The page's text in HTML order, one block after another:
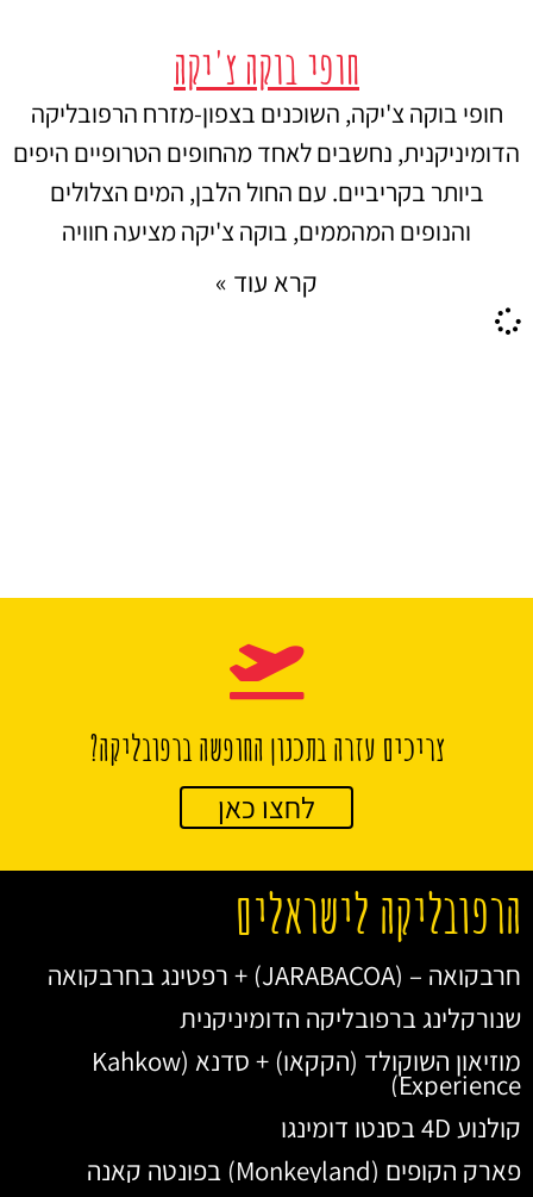
חופי בוקה צ'יקה
חופי בוקה צ'יקה, השוכנים בצפון-מזרח הרפובליקה
הדומיניקנית, נחשבים לאחד מהחופים הטרופיים היפים
ביותר בקריביים. עם החול הלבן, המים הצלולים
והנופים המהממים, בוקה צ'יקה מציעה חוויה
קרא עוד »
צריכים עזרה בתכנון החופשה ברפובליקה?
לחצו כאן
הרפובליקה לישראלים
חרבקואה – (JARABACOA) + רפטינג בחרבקואה
שנורקלינג ברפובליקה הדומיניקנית
מוזיאון השוקולד (הקקאו) + סדנא (Kahkow
Experience)
קולנוע 4D בסנטו דומינגו
פארק הקופים (Monkeyland) בפונטה קאנה